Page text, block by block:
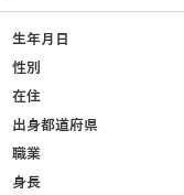
生年月日
性別
在住
出身都道府県
職業
身長